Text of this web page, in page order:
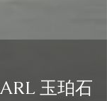
玉珀石